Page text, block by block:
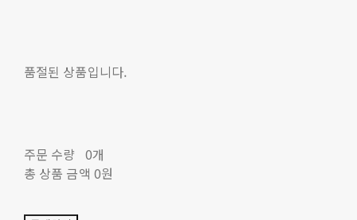
품절된 상품입니다.
주문 수량 0개
총 상품 금액 0원